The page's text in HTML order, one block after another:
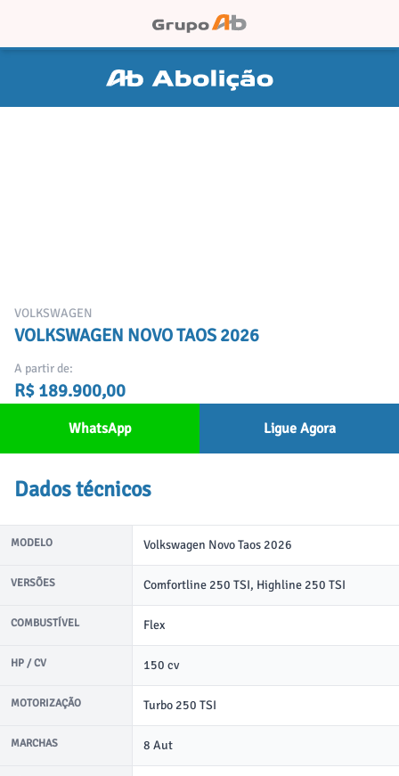
VOLKSWAGEN
VOLKSWAGEN NOVO TAOS 2026
A partir de:
R$ 189.900,00
WhatsApp Ligue Agora
Dados técnicos
MODELO Volkswagen Novo Taos 2026
VERSÕES Comfortline 250 TSI, Highline 250 TSI
COMBUSTÍVEL Flex
HP / CV 150 cv
MOTORIZAÇÃO Turbo 250 TSI
MARCHAS 8 Aut